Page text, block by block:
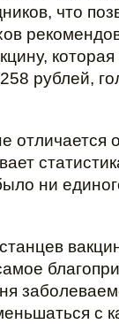
что
рублей,
отличается
ни
с